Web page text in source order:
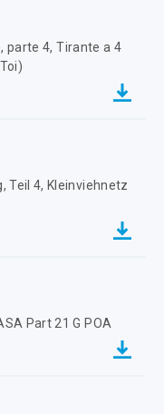
parte 4, Tirante a 4
Teil 4, Kleinviehnetz
Part 21 G POA